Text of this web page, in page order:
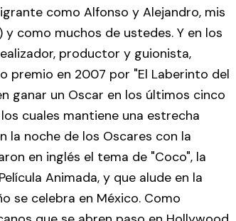
como Alfonso y Alejandro, mis
como muchos de ustedes. Y en los
productor y guionista,
premio en 2007 por "El Laberinto del
ganar un Oscar en los últimos cinco
cuales mantiene una estrecha
la noche de los Oscares con la
en inglés el tema de "Coco", la
Animada, y que alude en la
se celebra en México. Como